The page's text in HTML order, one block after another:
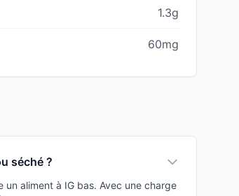
1.3g
60mg
séché ?
aliment à IG bas. Avec une charge